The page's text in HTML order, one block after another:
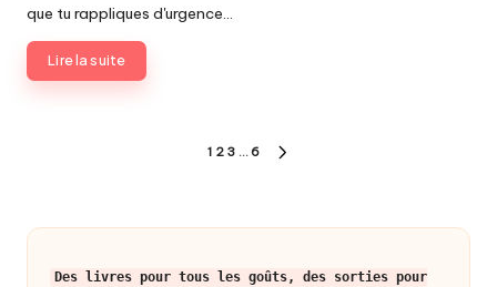
que tu rappliques d'urgence…
Lire la suite
publications
1 2 3 … 6
Des livres pour tous les goûts, des sorties pour